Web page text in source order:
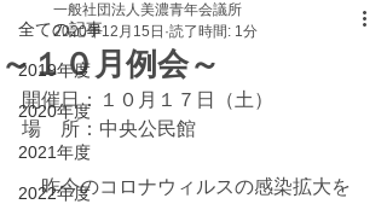
全ての記事
2019年度
2020年度
2021年度
2022年度
～１０月例会～
一般社団法人美濃青年会議所
2020年12月15日 読了時間: 1分
開催日：１０月１７日（土）
場　所：中央公民館
昨今のコロナウィルスの感染拡大を